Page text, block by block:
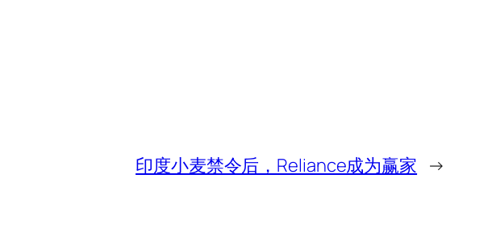
印度小麦禁令后，Reliance成为赢家 →